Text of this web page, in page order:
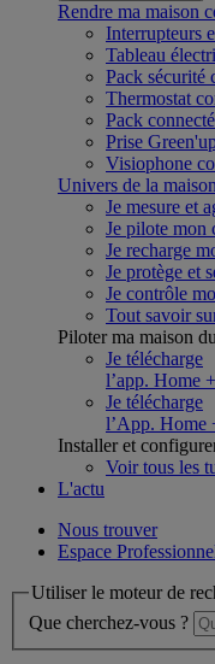
Rendre ma maison
Interrupteurs
Tableau
Pack sécurité
Thermostat
Pack
Prise
Visiophone
Univers de la
Je mesure et
Je pilote mon
Je recharge
Je protège et
Je contrôle
Tout savoir
Piloter ma maison
Je télécharge
l’app. Home
Je télécharge
l’App. Home
Installer et
Voir tous les
L'actu
Nous trouver
Espace
Utiliser le moteur de
Que cherchez-vous ?